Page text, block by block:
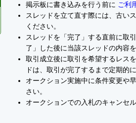
掲示板に書き込みを行う前に ご利
スレッドを立て直す際には、古い
ください。
スレッドを「完了」する直前に取
了」した後に当該スレッドの内容
取引成立後に取引を希望するレス
ドは、取引が完了するまで定期的
オークション実施中に条件変更や
さい。
オークションでの入札のキャンセ